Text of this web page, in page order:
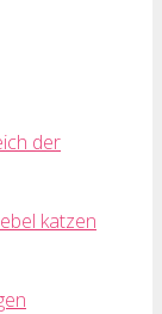
der
katzen